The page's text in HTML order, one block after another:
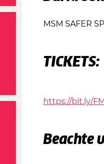
MSM SAFER
TICKETS:
https://bit.ly/
Beachte